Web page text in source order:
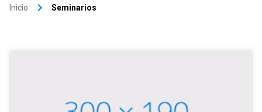
Inicio keyboard_arrow_right Seminarios